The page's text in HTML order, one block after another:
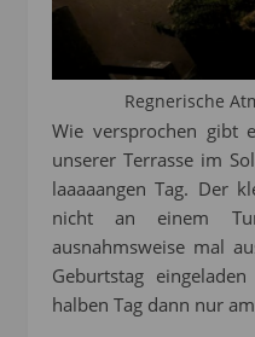
Regnerische
Wie versprochen gibt
unserer Terrasse im
laaaaangen Tag. Der
nicht an einem
ausnahmsweise mal
Geburtstag
halben Tag dann nur